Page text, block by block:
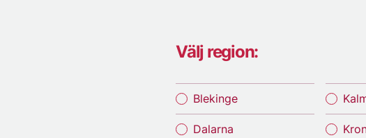
Välj region:
Blekinge
Dalarna